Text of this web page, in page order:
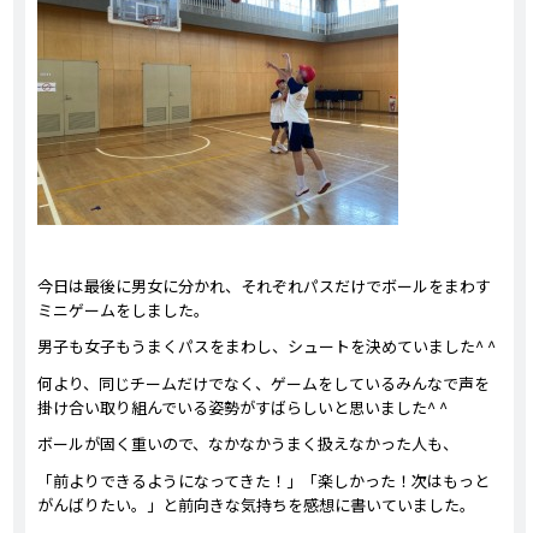
今日は最後に男女に分かれ、それぞれパスだけでボールをまわす
ミニゲームをしました。
男子も女子もうまくパスをまわし、シュートを決めていました^ ^
何より、同じチームだけでなく、ゲームをしているみんなで声を
掛け合い取り組んでいる姿勢がすばらしいと思いました^ ^
ボールが固く重いので、なかなかうまく扱えなかった人も、
「前よりできるようになってきた！」「楽しかった！次はもっと
がんばりたい。」と前向きな気持ちを感想に書いていました。